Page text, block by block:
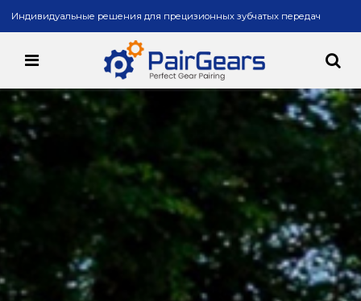
Индивидуальные решения для прецизионных зубчатых передач